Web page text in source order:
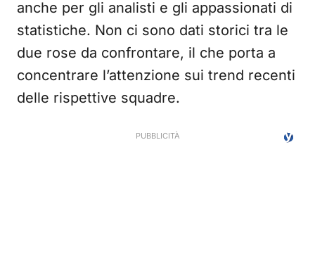
anche per gli analisti e gli appassionati di
statistiche. Non ci sono dati storici tra le
due rose da confrontare, il che porta a
concentrare l’attenzione sui trend recenti
delle rispettive squadre.